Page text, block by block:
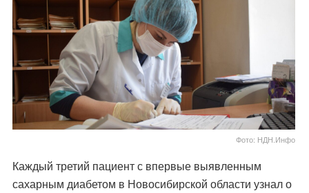
Фото: НДН.Инфо
Каждый третий пациент с впервые выявленным
сахарным диабетом в Новосибирской области узнал о